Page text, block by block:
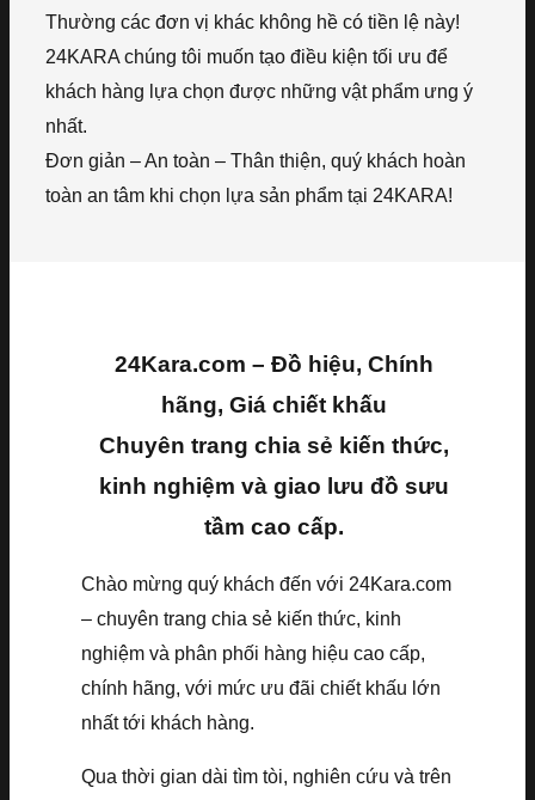
Thường các đơn vị khác không hề có tiền lệ này!
24KARA chúng tôi muốn tạo điều kiện tối ưu để
khách hàng lựa chọn được những vật phẩm ưng ý
nhất.
Đơn giản – An toàn – Thân thiện, quý khách hoàn
toàn an tâm khi chọn lựa sản phẩm tại 24KARA!
24Kara.com – Đồ hiệu, Chính
hãng, Giá chiết khấu
Chuyên trang chia sẻ kiến thức,
kinh nghiệm và giao lưu đồ sưu
tầm cao cấp.
Chào mừng quý khách đến với 24Kara.com
– chuyên trang chia sẻ kiến thức, kinh
nghiệm và phân phối hàng hiệu cao cấp,
chính hãng, với mức ưu đãi chiết khấu lớn
nhất tới khách hàng.
Qua thời gian dài tìm tòi, nghiên cứu và trên